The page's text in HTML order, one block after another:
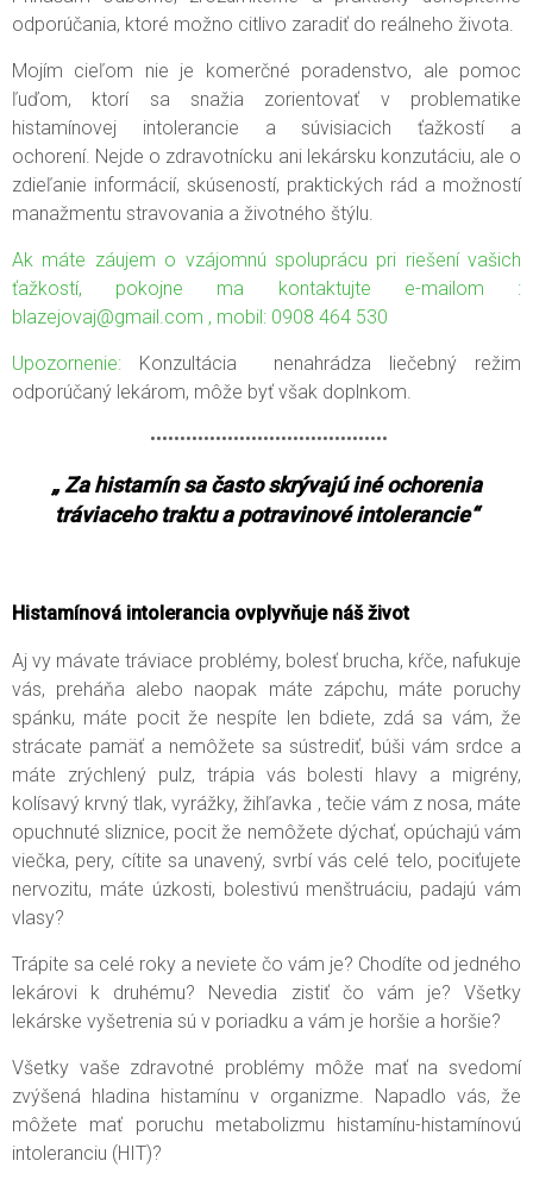
odporúčania, ktoré možno citlivo zaradiť do reálneho života.
Mojím cieľom nie je komerčné poradenstvo, ale pomoc
ľuďom, ktorí sa snažia zorientovať v problematike
histamínovej intolerancie a súvisiacich ťažkostí a
ochorení. Nejde o zdravotnícku ani lekársku konzutáciu, ale o
zdieľanie informácií, skúseností, praktických rád a možností
manažmentu stravovania a životného štýlu.
Ak máte záujem o vzájomnú spoluprácu pri riešení vašich
ťažkostí, pokojne ma kontaktujte e-mailom :
blazejovaj@gmail.com , mobil: 0908 464 530
Upozornenie: Konzultácia nenahrádza liečebný režim
odporúčaný lekárom, môže byť však doplnkom.
••••••••••••••••••••••••••••••••••••••••
„Za histamín sa často skrývajú iné ochorenia
tráviaceho traktu a potravinové intolerancie“
Histamínová intolerancia ovplyvňuje náš život
Aj vy mávate tráviace problémy, bolesť brucha, kŕče, nafukuje
vás, preháňa alebo naopak máte zápchu, máte poruchy
spánku, máte pocit že nespíte len bdiete, zdá sa vám, že
strácate pamäť a nemôžete sa sústrediť, búši vám srdce a
máte zrýchlený pulz, trápia vás bolesti hlavy a migrény,
kolísavý krvný tlak, vyrážky, žihľavka , tečie vám z nosa, máte
opuchnuté sliznice, pocit že nemôžete dýchať, opúchajú vám
viečka, pery, cítite sa unavený, svrbí vás celé telo, pociťujete
nervozitu, máte úzkosti, bolestivú menštruáciu, padajú vám
vlasy?
Trápite sa celé roky a neviete čo vám je? Chodíte od jedného
lekárovi k druhému? Nevedia zistiť čo vám je? Všetky
lekárske vyšetrenia sú v poriadku a vám je horšie a horšie?
Všetky vaše zdravotné problémy môže mať na svedomí
zvýšená hladina histamínu v organizme. Napadlo vás, že
môžete mať poruchu metabolizmu histamínu-histamínovú
intoleranciu (HIT)?